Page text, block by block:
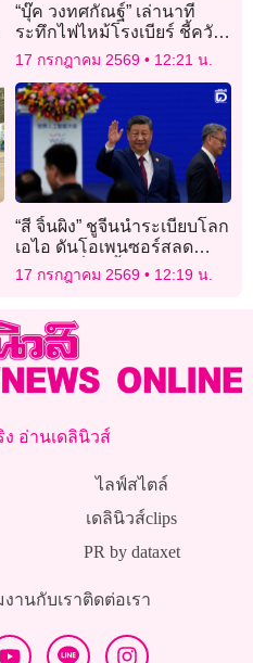
“บุ๊ค วงทศกัณฐ์” เล่านาที
ระทึกไฟไหม้โรงเบียร์ ชี้ควัน
ทึบมืดสนิทเหมือนตาบอด-ลุก
ท่วมใน 5 นาที
17 กรกฎาคม 2569 12:21 น.
“สี จิ้นผิง” ชูจีนนำระเบียบโลก
เอไอ ดันโอเพนซอร์สลด
ความเหลื่อมล้ำ
17 กรกฎาคม 2569 12:19 น.
อ่านเดลินิวส์
ไลฟ์สไตล์
เดลินิวส์clips
PR by dataxet
งานกับเราติดต่อเรา